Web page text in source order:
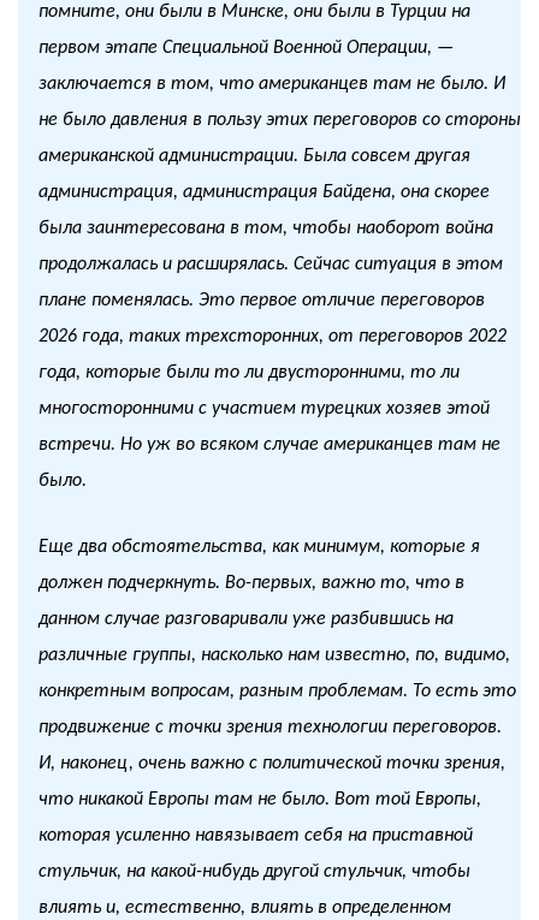
помните, они были в Минске, они были в Турции на
первом этапе Специальной Военной Операции, —
заключается в том, что американцев там не было. И
не было давления в пользу этих переговоров со стороны
американской администрации. Была совсем другая
администрация, администрация Байдена, она скорее
была заинтересована в том, чтобы наоборот война
продолжалась и расширялась. Сейчас ситуация в этом
плане поменялась. Это первое отличие переговоров
2026 года, таких трехсторонних, от переговоров 2022
года, которые были то ли двусторонними, то ли
многосторонними с участием турецких хозяев этой
встречи. Но уж во всяком случае американцев там не
было.
Еще два обстоятельства, как минимум, которые я
должен подчеркнуть. Во-первых, важно то, что в
данном случае разговаривали уже разбившись на
различные группы, насколько нам известно, по, видимо,
конкретным вопросам, разным проблемам. То есть это
продвижение с точки зрения технологии переговоров.
И, наконец, очень важно с политической точки зрения,
что никакой Европы там не было. Вот той Европы,
которая усиленно навязывает себя на приставной
стульчик, на какой-нибудь другой стульчик, чтобы
влиять и, естественно, влиять в определенном